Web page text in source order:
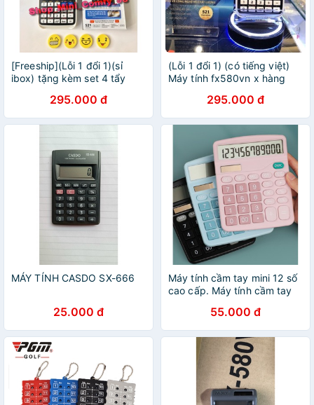
[Freeship](Lỗi 1 đổi 1)(sỉ
ibox) tặng kèm set 4 tẩy
casio fx580vn x( có tiếng
việt)
295.000 đ
(Lỗi 1 đổi 1) (có tiếng việt)
Máy tính fx580vn x hàng
295.000 đ
MÁY TÍNH CASDO SX-666
25.000 đ
Máy tính cầm tay mini 12 số
cao cấp. Máy tính cầm tay
55.000 đ